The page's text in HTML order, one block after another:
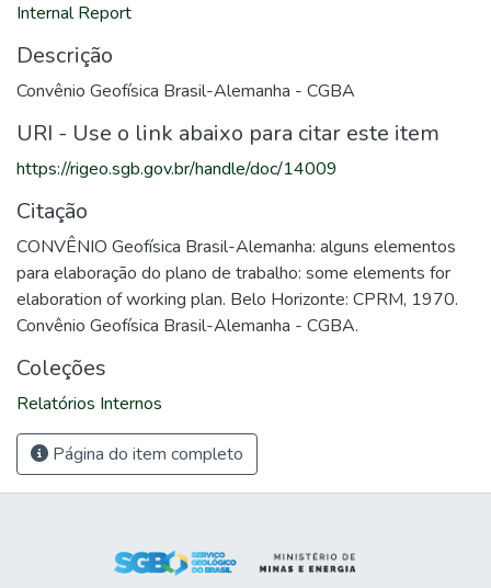
Internal Report
Descrição
Convênio Geofísica Brasil-Alemanha - CGBA
URI - Use o link abaixo para citar este item
https://rigeo.sgb.gov.br/handle/doc/14009
Citação
CONVÊNIO Geofísica Brasil-Alemanha: alguns elementos
para elaboração do plano de trabalho: some elements for
elaboration of working plan. Belo Horizonte: CPRM, 1970.
Convênio Geofísica Brasil-Alemanha - CGBA.
Coleções
Relatórios Internos
Página do item completo